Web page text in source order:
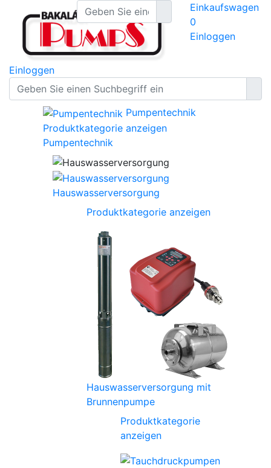
Einkaufswagen
0
Einloggen
Einloggen
Pumpentechnik
Produktkategorie anzeigen
Pumpentechnik
Hauswasserversorgung
Produktkategorie anzeigen
Hauswasserversorgung mit
Brunnenpumpe
Produktkategorie
anzeigen